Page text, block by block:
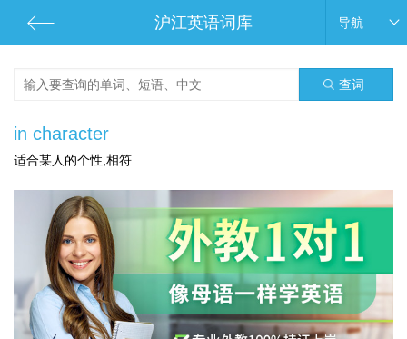
沪江英语词库 导航
查词
in character
适合某人的个性,相符